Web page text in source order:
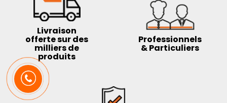
Livraison
offerte sur des
milliers de
produits
Professionnels
& Particuliers